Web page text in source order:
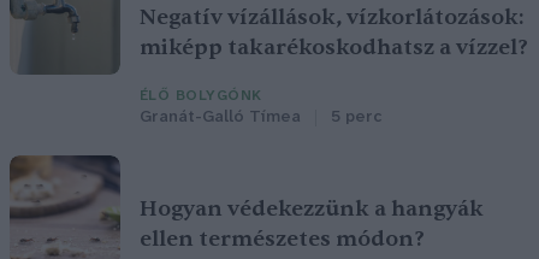
Negatív vízállások, vízkorlátozások:
miképp takarékoskodhatsz a vízzel?
ÉLŐ BOLYGÓNK
Granát-Galló Tímea 5 perc
Hogyan védekezzünk a hangyák
ellen természetes módon?